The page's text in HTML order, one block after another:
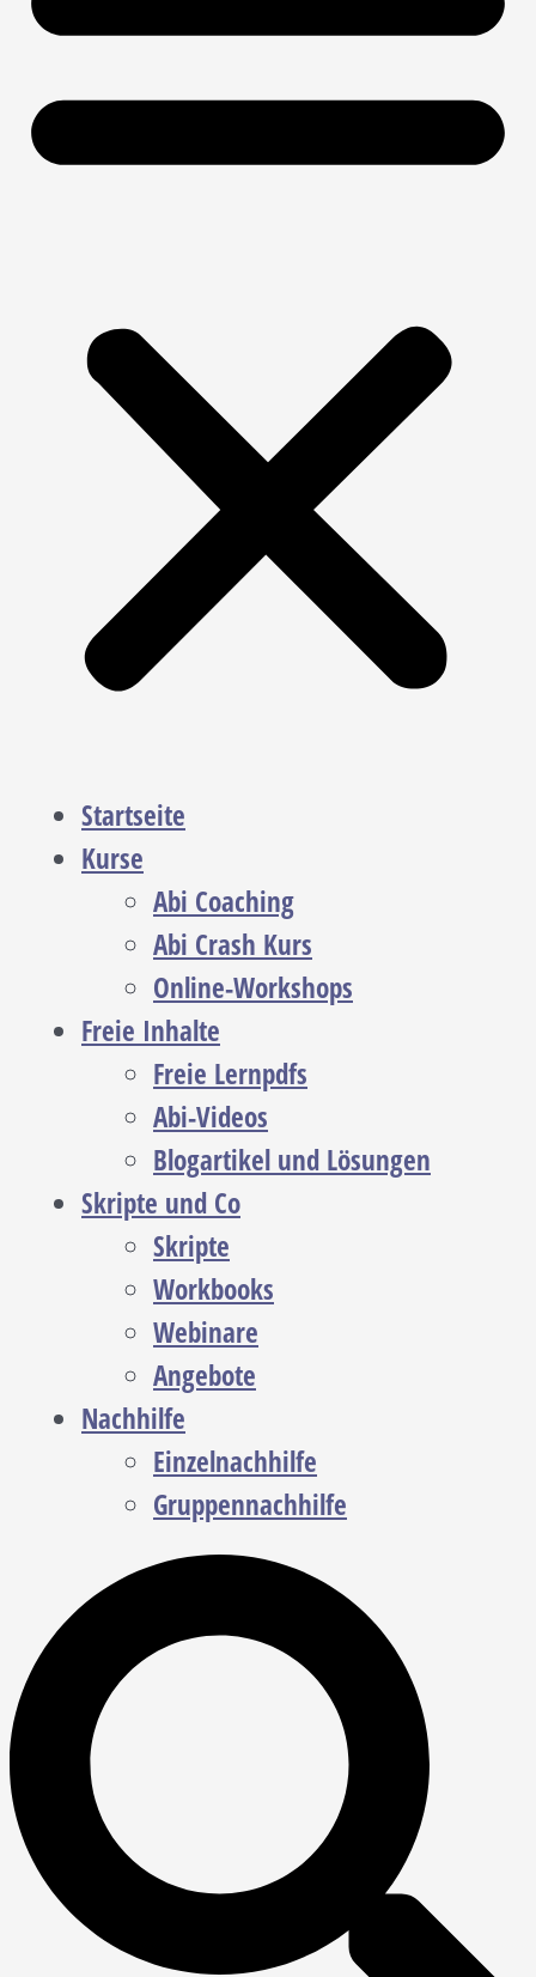
Startseite
Kurse
Abi Coaching
Abi Crash Kurs
Online-Workshops
Freie Inhalte
Freie Lernpdfs
Abi-Videos
Blogartikel und Lösungen
Skripte und Co
Skripte
Workbooks
Webinare
Angebote
Nachhilfe
Einzelnachhilfe
Gruppennachhilfe